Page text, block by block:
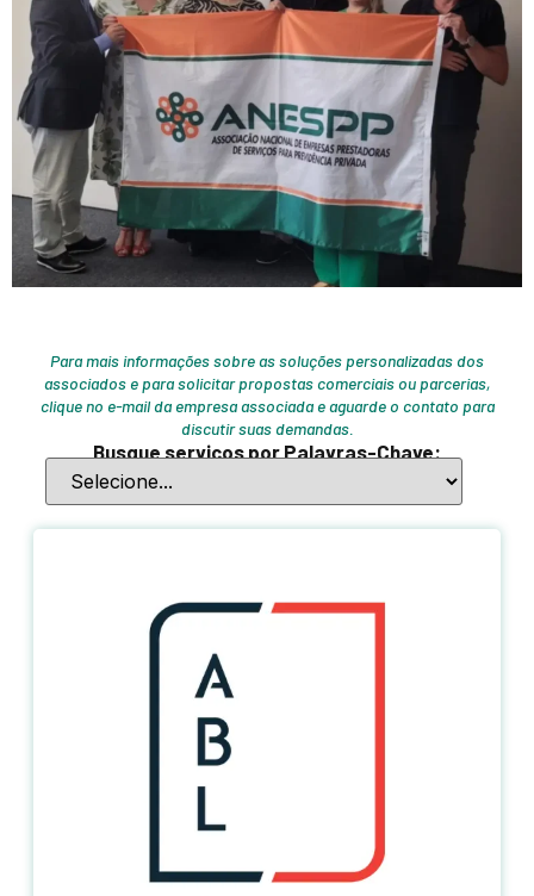
Para mais informações sobre as soluções personalizadas dos
associados e para solicitar propostas comerciais ou parcerias,
clique no e-mail da empresa associada e aguarde o contato para
discutir suas demandas.
Busque serviços por Palavras-Chave: